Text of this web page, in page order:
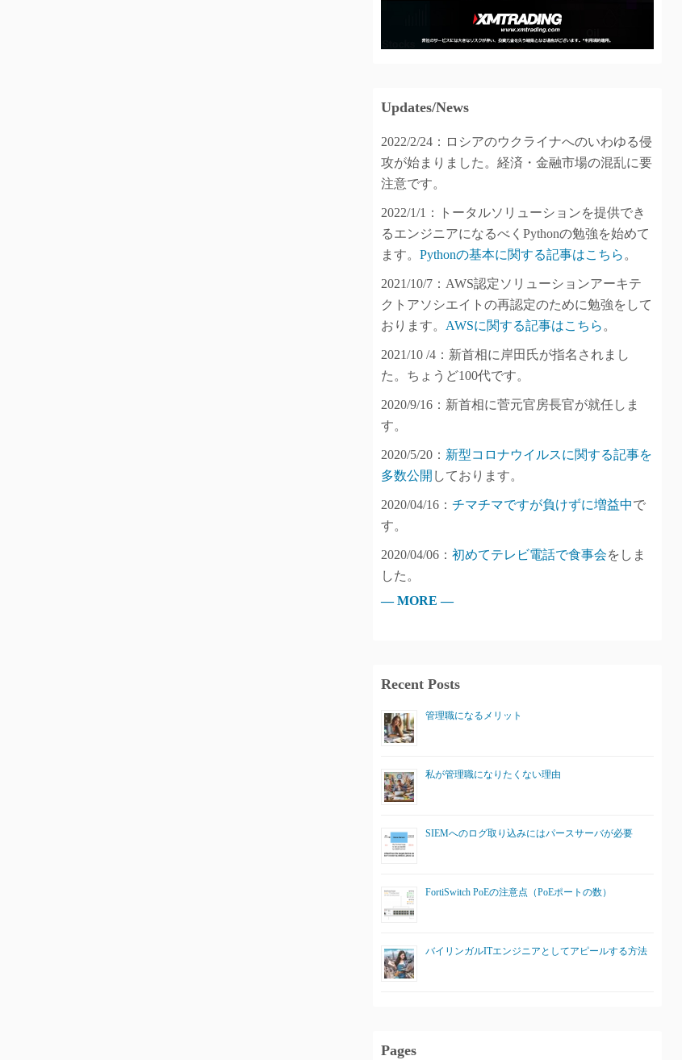
Updates/News
2022/2/24：ロシアのウクライナへのいわゆる侵
攻が始まりました。経済・金融市場の混乱に要
注意です。
2022/1/1：トータルソリューションを提供でき
るエンジニアになるべくPythonの勉強を始めて
ます。 Pythonの基本に関する記事はこちら。
2021/10/7：AWS認定ソリューションアーキテ
クトアソシエイトの再認定のために勉強をして
おります。 AWSに関する記事はこちら。
2021/10 /4：新首相に岸田氏が指名されまし
た。ちょうど100代です。
2020/9/16：新首相に菅元官房長官が就任しま
す。
2020/5/20： 新型コロナウイルスに関する記事を
多数公開 しております。
2020/04/16： チマチマですが負けずに増益中で
す。
2020/04/06： 初めてテレビ電話で食事会をしま
した。
— MORE —
Recent Posts
管理職になるメリット
私が管理職になりたくない理由
SIEMへのログ取り込みにはパースサーバが必要
FortiSwitch PoEの注意点（PoEポートの数）
バイリンガルITエンジニアとしてアピールする方法
Pages